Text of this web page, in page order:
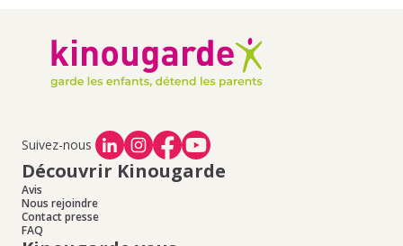
Suivez-nous
Découvrir Kinougarde
Avis
Nous rejoindre
Contact presse
FAQ